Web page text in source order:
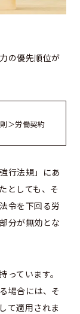
の優先順位が
＞労働契約
行法規」にあ
としても、そ
令を下回る労
分が無効とな
ています。
場合には、そ
て適用されま